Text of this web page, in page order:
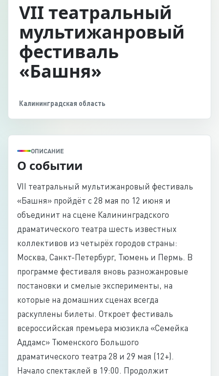
VII театральный
мультижанровый
фестиваль
«Башня»
Калининградская область
ОПИСАНИЕ
О событии
VII театральный мультижанровый фестиваль
«Башня» пройдёт с 28 мая по 12 июня и
объединит на сцене Калининградского
драматического театра шесть известных
коллективов из четырёх городов страны:
Москва, Санкт-Петербург, Тюмень и Пермь. В
программе фестиваля вновь разножанровые
постановки и смелые эксперименты, на
которые на домашних сценах всегда
раскуплены билеты. Откроет фестиваль
всероссийская премьера мюзикла «Семейка
Аддамс» Тюменского Большого
драматического театра 28 и 29 мая (12+).
Начало спектаклей в 19:00. Продолжит